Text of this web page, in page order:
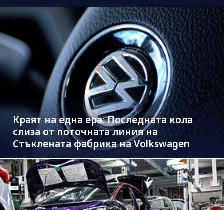
Краят на една ера: Последната кола
слиза от поточната линия на
Стъклената фабрика на Volkswagen